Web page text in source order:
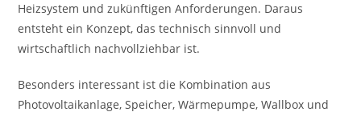
Heizsystem und zukünftigen Anforderungen. Daraus
entsteht ein Konzept, das technisch sinnvoll und
wirtschaftlich nachvollziehbar ist.
Besonders interessant ist die Kombination aus
Photovoltaikanlage, Speicher, Wärmepumpe, Wallbox und